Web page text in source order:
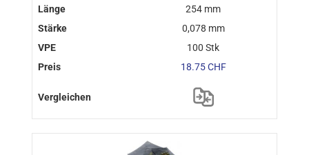
254 mm
0,078 mm
100 Stk
18.75 CHF